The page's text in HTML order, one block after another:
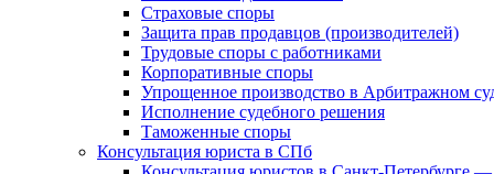
Страховые споры
Защита прав продавцов (производителей)
Трудовые споры с работниками
Корпоративные споры
Упрощенное производство в Арбитражном
Исполнение судебного решения
Таможенные споры
Консультация юриста в СПб